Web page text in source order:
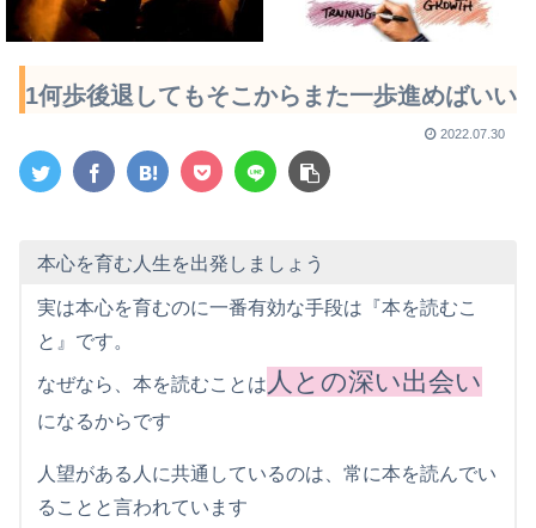
1何歩後退してもそこからまた一歩進めばいい
2022.07.30
本心を育む人生を出発しましょう
実は本心を育むのに一番有効な手段は『本を読むこ
と』です。
なぜなら、本を読むことは 人との深い出会い
になるからです
人望がある人に共通しているのは、常に本を読んでい
ることと言われています